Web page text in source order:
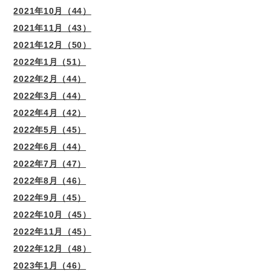
2021年10月（44）
2021年11月（43）
2021年12月（50）
2022年1月（51）
2022年2月（44）
2022年3月（44）
2022年4月（42）
2022年5月（45）
2022年6月（44）
2022年7月（47）
2022年8月（46）
2022年9月（45）
2022年10月（45）
2022年11月（45）
2022年12月（48）
2023年1月（46）